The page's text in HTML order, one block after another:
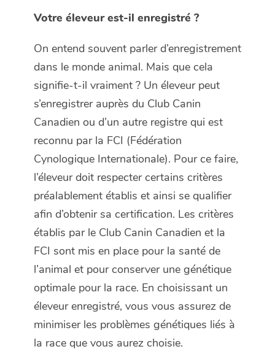
Votre éleveur est-il enregistré ?
On entend souvent parler d’enregistrement
dans le monde animal. Mais que cela
signifie-t-il vraiment ? Un éleveur peut
s’enregistrer auprès du Club Canin
Canadien ou d’un autre registre qui est
reconnu par la FCI (Fédération
Cynologique Internationale). Pour ce faire,
l’éleveur doit respecter certains critères
préalablement établis et ainsi se qualifier
afin d’obtenir sa certification. Les critères
établis par le Club Canin Canadien et la
FCI sont mis en place pour la santé de
l’animal et pour conserver une génétique
optimale pour la race. En choisissant un
éleveur enregistré, vous vous assurez de
minimiser les problèmes génétiques liés à
la race que vous aurez choisie.